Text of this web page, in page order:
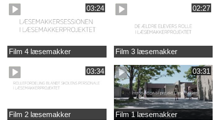
03:24
Film 4 læsemakker
02:27
Film 3 læsemakker
03:34
Film 2 læsemakker
03:31
Film 1 læsemakker